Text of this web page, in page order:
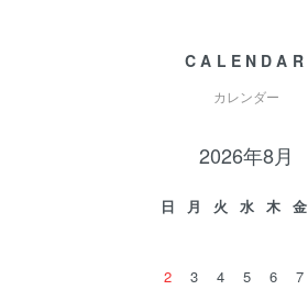
CALENDAR
カレンダー
2026年8月
日 月 火 水 木 金
2
3 4 5 6 7